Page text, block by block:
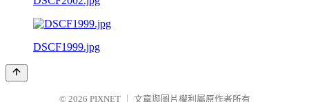
DSCF1999.jpg
© 2026 PIXNET 文章與圖片權利屬原作者所有